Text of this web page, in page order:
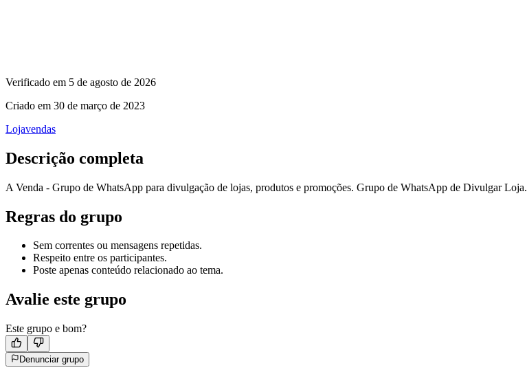
Verificado em 5 de agosto de 2026
Criado em 30 de março de 2023
Lojavendas
Descrição completa
A Venda - Grupo de WhatsApp para divulgação de lojas, produtos e promoções. Grupo de WhatsApp de Divulgar Loja.
Regras do grupo
Sem correntes ou mensagens repetidas.
Respeito entre os participantes.
Poste apenas conteúdo relacionado ao tema.
Avalie este grupo
Este grupo e bom?
Denunciar grupo